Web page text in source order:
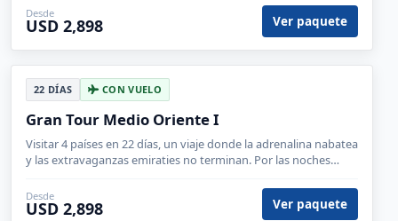
Dubái, Monte Nebo
Desde
USD 2,898 Ver paquete
22 DÍAS CON VUELO
Gran Tour Medio Oriente I
Visitar 4 países en 22 días, un viaje donde la adrenalina nabatea
y las extravaganzas emiraties no terminan. Por las noches
Desde
USD 2,898 Ver paquete